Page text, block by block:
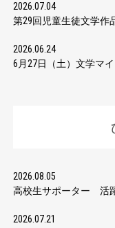
2026.07.04
第29回児童生徒文学
2026.06.24
6月27日（土）文学マ
2026.08.05
高校生サポーター 活
2026.07.21